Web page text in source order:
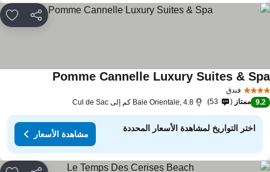
مشاركة
فندق
Pomme Cannelle Luxury Suites &
9.2 ممتاز 53 Baie Orientale, 4.8 كم إلى Cul de Sac
اختر التواريخ لمشاهدة الأسعار المحددة
مشاهدة الأسعار